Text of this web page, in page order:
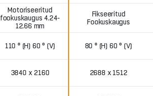
Motoriseeritud
fookuskaugus 4.24-
12.66 mm
Fikseeritud
Fookuskaugus
110 ° (H) 60 ° (V) 80 ° (H) 60 ° (V)
3840 х 2160 2688 x 1512